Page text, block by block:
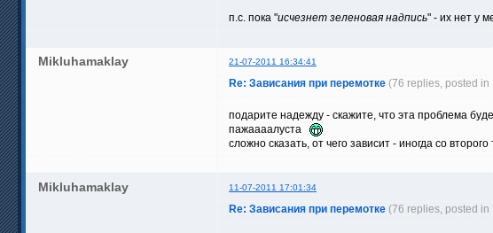
п.с. пока "исчезнет зеленовая надпись" - их нет у
Mikluhamaklay 21-07-2011 16:34:41
Re: Зависания при перемотке (76 replies, posted in
подарите надежду - скажите, что эта проблема
пажаааалуста
сложно сказать, от чего зависит - иногда со
Mikluhamaklay 11-07-2011 17:01:34
Re: Зависания при перемотке (76 replies, posted in